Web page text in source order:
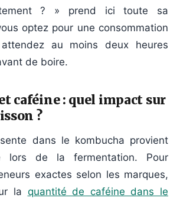
? » prend ici toute sa
optez pour une consommation
attendez au moins deux heures
de boire.
caféine : quel impact sur
?
dans le kombucha provient
lors de la fermentation. Pour
exactes selon les marques,
la quantité de caféine dans le